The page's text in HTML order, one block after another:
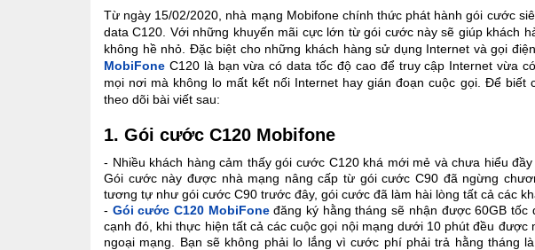
Từ ngày 15/02/2020, nhà mạng Mobifone chính thức phát hành gói cước
data C120. Với những khuyến mãi cực lớn từ gói cước này sẽ giúp khách
không hề nhỏ. Đặc biệt cho những khách hàng sử dụng Internet và gọi
MobiFone C120 là bạn vừa có data tốc độ cao để truy cập Internet vừa
mọi nơi mà không lo mất kết nối Internet hay gián đoạn cuộc gọi. Để biết
theo dõi bài viết sau:
1. Gói cước C120 Mobifone
- Nhiều khách hàng cảm thấy gói cước C120 khá mới mẻ và chưa hiểu
Gói cước này được nhà mạng nâng cấp từ gói cước C90 đã ngừng
tương tự như gói cước C90 trước đây, gói cước đã làm hài lòng tất cả các
- Gói cước C120 MobiFoneđăng ký hằng tháng sẽ nhận được 60GB tốc
cạnh đó, khi thực hiện tất cả các cuộc gọi nội mạng dưới 10 phút đều được
ngoại mạng. Bạn sẽ không phải lo lắng vì cước phí phải trả hằng tháng